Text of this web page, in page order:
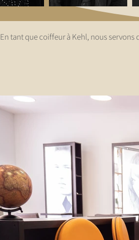
En tant que coiffeur à Kehl, nous